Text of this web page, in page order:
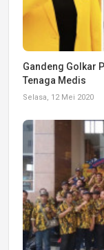
Gandeng Golkar
Tenaga Medis
Selasa, 12 Mei 2020